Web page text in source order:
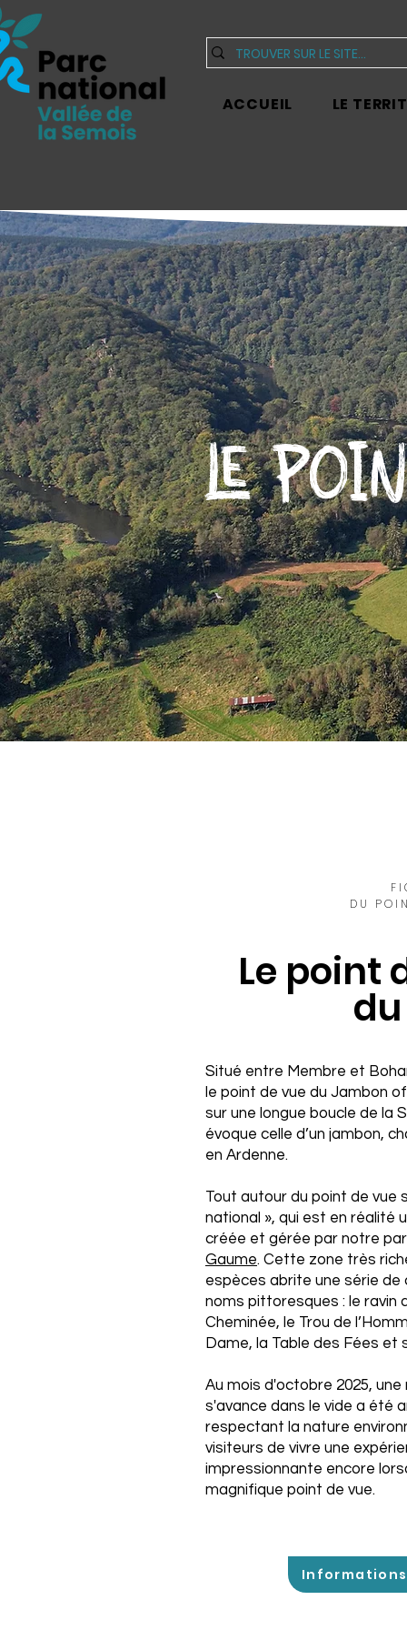
ACCUEIL LE
LE
DU
Le point
du
Situé entre Membre et
le point de vue du Jambon
sur une longue boucle de la
évoque celle d’un jambon,
en Ardenne.
Tout autour du point de vue
national », qui est en réalité
créée et gérée par notre
Gaume. Cette zone très
espèces abrite une série de
noms pittoresques : le ravin
Cheminée, le Trou de
Dame, la Table des Fées et
Au mois d'octobre 2025, une
s'avance dans le vide a été
respectant la nature
visiteurs de vivre une
impressionnante encore
magnifique point de vue.